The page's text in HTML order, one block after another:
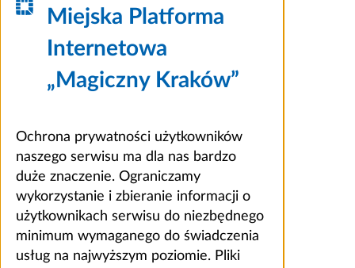
Miejska Platforma
Internetowa
„Magiczny Kraków”
Ochrona prywatności użytkowników
naszego serwisu ma dla nas bardzo
duże znaczenie. Ograniczamy
wykorzystanie i zbieranie informacji o
użytkownikach serwisu do niezbędnego
minimum wymaganego do świadczenia
usług na najwyższym poziomie. Pliki